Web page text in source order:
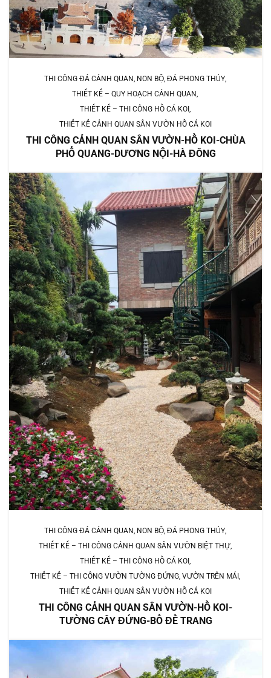
THI CÔNG ĐÁ CẢNH QUAN, NON BỘ, ĐÁ PHONG THỦY
THIẾT KẾ – QUY HOẠCH CẢNH QUAN
THIẾT KẾ – THI CÔNG HỒ CÁ KOI
THIẾT KẾ CẢNH QUAN SÂN VƯỜN HỒ CÁ KOI
THI CÔNG CẢNH QUAN SÂN VƯỜN-HỒ KOI-CHÙA
PHỔ QUANG-DƯƠNG NỘI-HÀ ĐÔNG
THI CÔNG ĐÁ CẢNH QUAN, NON BỘ, ĐÁ PHONG THỦY
THIẾT KẾ – THI CÔNG CẢNH QUAN SÂN VƯỜN BIỆT THỰ
THIẾT KẾ – THI CÔNG HỒ CÁ KOI
THIẾT KẾ – THI CÔNG VƯỜN TƯỜNG ĐỨNG, VƯỜN TRÊN MÁI
THIẾT KẾ CẢNH QUAN SÂN VƯỜN HỒ CÁ KOI
THI CÔNG CẢNH QUAN SÂN VƯỜN-HỒ KOI-
TƯỜNG CÂY ĐỨNG-BỒ ĐỀ TRANG